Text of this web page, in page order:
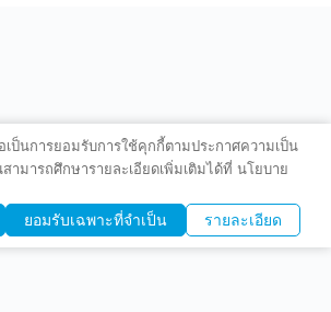
เป็นการยอมรับการใช้คุกกี้ตามประกาศความเป็น
ามารถศึกษารายละเอียดเพิ่มเติมได้ที่ นโยบาย
ยอมรับเฉพาะที่จำเป็น รายละเอียด